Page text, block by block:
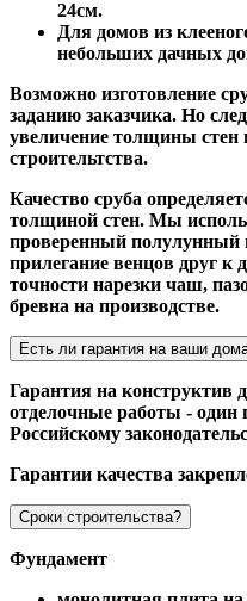
24см.
Для домов из
небольших дачных
Возможно изготовление
заданию заказчика. Но
увеличение толщины стен
строительтства.
Качество сруба
толщиной стен. Мы
проверенный полулунный
прилегание венцов друг к
точности нарезки чаш,
бревна на производстве.
Есть ли гарантия на ваши
Гарантия на конструктив
отделочные работы - один
Российскому
Гарантии качества
Сроки строительства?
Фундамент